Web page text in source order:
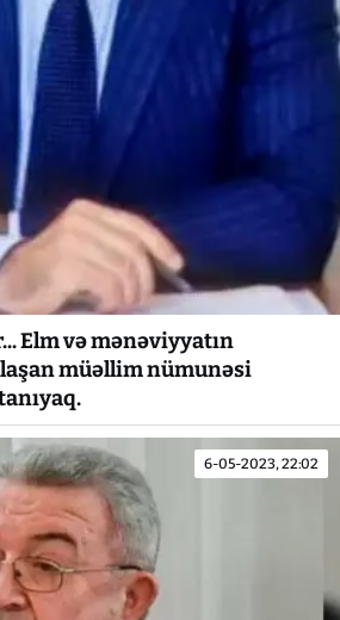
Elm və mənəviyyatın
müəllim nümunəsi
6-05-2023, 22:02